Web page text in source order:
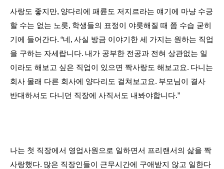
사랑도 좋지만, 양다리에 패륜도 저지르라는 얘기에 마냥 수긍
할 수는 없는 노릇, 학생들의 표정이 야릇해질 때 쯤 수습 굳히
기에 들어간다. “네 ,사실 방금 이야기한 세 가지는 원하는 직업
을 구하는 자세랍니다. 내가 공부한 전공과 전혀 상관없는 일
이라도 해보고 싶은 직업이 있으면 짝사랑도 해보고요. 다니는
회사 몰래 다른 회사에 양다리도 걸쳐보고요. 부모님이 결사
반대하셔도 다니던 직장에 사직서도 내봐야합니다.”
나는 첫 직장에서 영업사원으로 일하면서 프리랜서의 삶을 짝
사랑했다. 많은 직장인들이 근무시간에 구애받지 않고 일한다